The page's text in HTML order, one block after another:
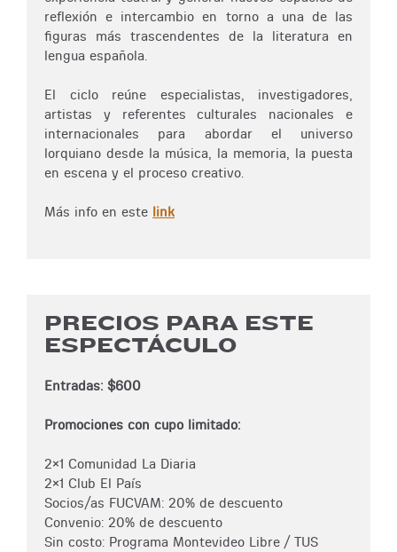
reflexión e intercambio en torno a una de las
figuras más trascendentes de la literatura en
lengua española.
El ciclo reúne especialistas, investigadores,
artistas y referentes culturales nacionales e
internacionales para abordar el universo
lorquiano desde la música, la memoria, la puesta
en escena y el proceso creativo.
Más info en este link
PRECIOS PARA ESTE
ESPECTÁCULO
Entradas: $600
Promociones con cupo limitado:
2x1 Comunidad La Diaria
2x1 Club El País
Socios/as FUCVAM: 20% de descuento
Convenio: 20% de descuento
Sin costo: Programa Montevideo Libre / TUS